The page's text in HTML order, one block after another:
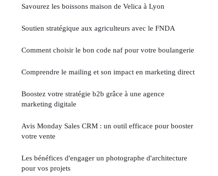
Savourez les boissons maison de Velica à Lyon
Soutien stratégique aux agriculteurs avec le FNDA
Comment choisir le bon code naf pour votre boulangerie
Comprendre le mailing et son impact en marketing direct
Boostez votre stratégie b2b grâce à une agence
marketing digitale
Avis Monday Sales CRM : un outil efficace pour booster
votre vente
Les bénéfices d'engager un photographe d'architecture
pour vos projets